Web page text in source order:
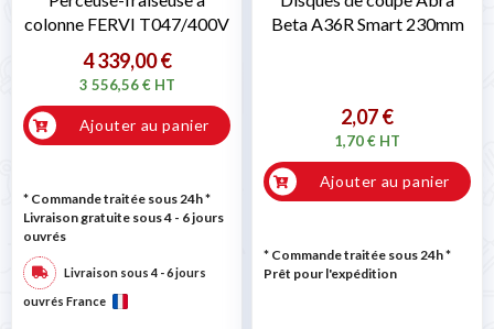
colonne FERVI T047/400V
4 339,00 €
3 556,56 € HT
Ajouter au panier
* Commande traitée sous 24h*
Livraison gratuite sous 4 - 6 jours
ouvrés
Livraison sous 4 - 6 jours
ouvrés France
Beta A36R Smart 230mm
2,07 €
1,70 € HT
Ajouter au panier
* Commande traitée sous 24h*
Prêt pour l'expédition